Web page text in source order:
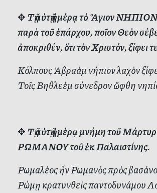
✥Τῇ αὐτῇ ἡμέρᾳ τὸ Ἅγιον
παρὰ τοῦ ἐπάρχου, ποῖον Θεὸν
ἀποκριθέν, ὅτι τὸν Χριστόν, ξίφει
Κόλπους Ἀβραὰμ νήπιον λαχὸν
Τοῖς Βηθλεὲμ σύνεδρον ὤφθη
✥Τῇ αὐτῇ ἡμέρᾳ μνήμη τοῦ
ΡΩΜΑΝΟΥ τοῦ ἐκ Παλαιστίνης.
Ρωμαλέος ἦν Ρωμανὸς πρὸς
Ρώμῃ κρατυνθεὶς παντοδυνάμου